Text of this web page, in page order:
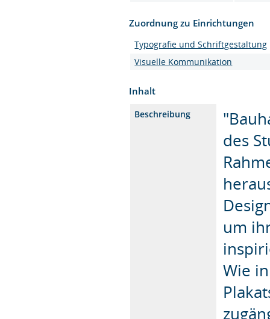
Zuordnung zu Einrichtungen
Typografie und Schriftgestaltung
Visuelle Kommunikation
Inhalt
Beschreibung
des
um
Wie